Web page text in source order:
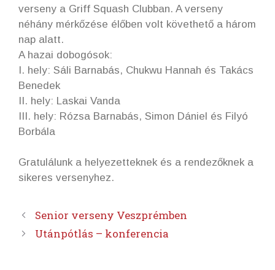
verseny a Griff Squash Clubban. A verseny
néhány mérkőzése élőben volt követhető a három
nap alatt.
A hazai dobogósok:
I. hely: Sáli Barnabás, Chukwu Hannah és Takács
Benedek
II. hely: Laskai Vanda
III. hely: Rózsa Barnabás, Simon Dániel és Filyó
Borbála
Gratulálunk a helyezetteknek és a rendezőknek a
sikeres versenyhez.
Senior verseny Veszprémben
Utánpótlás – konferencia